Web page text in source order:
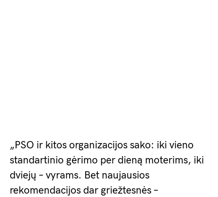
„PSO ir kitos organizacijos sako: iki vieno
standartinio gėrimo per dieną moterims, iki
dviejų – vyrams. Bet naujausios
rekomendacijos dar griežtesnės –